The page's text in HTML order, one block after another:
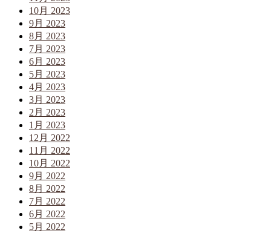
10月 2023
9月 2023
8月 2023
7月 2023
6月 2023
5月 2023
4月 2023
3月 2023
2月 2023
1月 2023
12月 2022
11月 2022
10月 2022
9月 2022
8月 2022
7月 2022
6月 2022
5月 2022